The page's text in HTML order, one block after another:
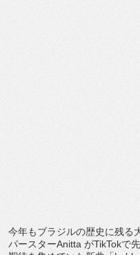
今年もブラジルの歴史に残る
パースターAnitta がTikTokで